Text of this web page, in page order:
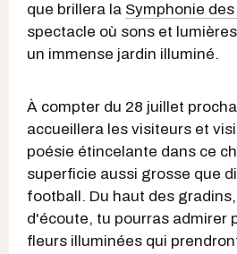
que brillera la Symphonie
spectacle où sons et
un immense jardin illuminé.
À compter du 28 juillet
accueillera les visiteurs et
poésie étincelante dans ce
superficie aussi grosse que
football. Du haut des
d'écoute, tu pourras admirer
fleurs illuminées qui